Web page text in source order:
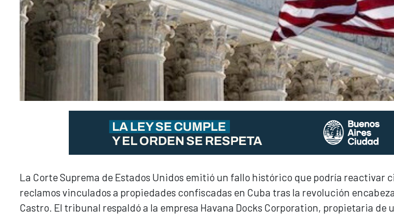
La Corte Suprema de Estados Unidos emitió un fallo histórico que podría reactivar
reclamos vinculados a propiedades confiscadas en Cuba tras la revolución
Castro. El tribunal respaldó a la empresa Havana Docks Corporation, propietaria de